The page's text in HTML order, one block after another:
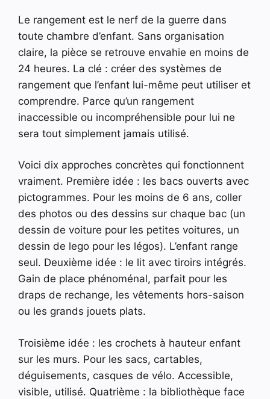
Le rangement est le nerf de la guerre dans
toute chambre d’enfant. Sans organisation
claire, la pièce se retrouve envahie en moins de
24 heures. La clé : créer des systèmes de
rangement que l’enfant lui-même peut utiliser et
comprendre. Parce qu’un rangement
inaccessible ou incompréhensible pour lui ne
sera tout simplement jamais utilisé.
Voici dix approches concrètes qui fonctionnent
vraiment. Première idée : les bacs ouverts avec
pictogrammes. Pour les moins de 6 ans, coller
des photos ou des dessins sur chaque bac (un
dessin de voiture pour les petites voitures, un
dessin de lego pour les légos). L’enfant range
seul. Deuxième idée : le lit avec tiroirs intégrés.
Gain de place phénoménal, parfait pour les
draps de rechange, les vêtements hors-saison
ou les grands jouets plats.
Troisième idée : les crochets à hauteur enfant
sur les murs. Pour les sacs, cartables,
déguisements, casques de vélo. Accessible,
visible, utilisé. Quatrième : la bibliothèque face